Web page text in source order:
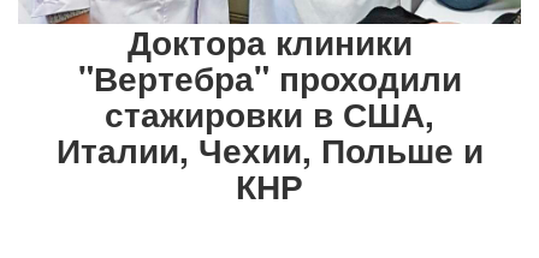
Доктора клиники
"Вертебра" проходили
стажировки в США,
Италии, Чехии, Польше и
КНР